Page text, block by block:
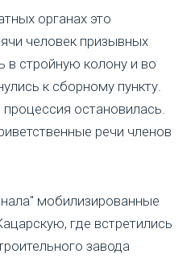
органах это
человек призывных
в стройную колону и во
к сборному пункту.
остановилась.
речи членов
мобилизированные
где встретились
завода